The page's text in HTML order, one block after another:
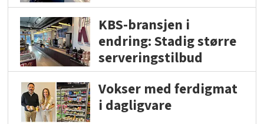
KBS-bransjen i
endring: Stadig større
serveringstilbud
Vokser med ferdigmat
i dagligvare